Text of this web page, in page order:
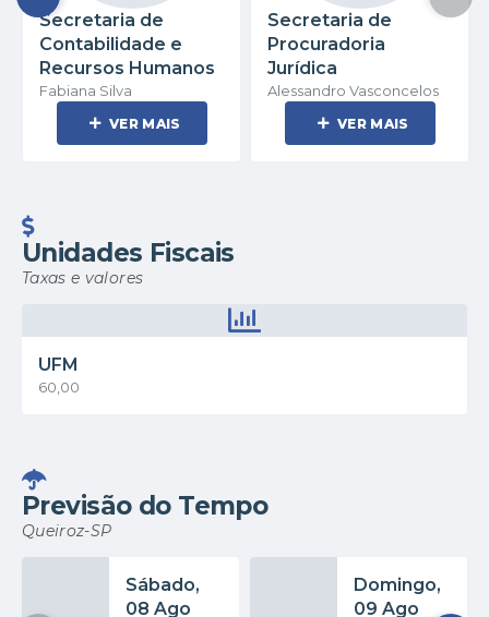
Secretaria de
Contabilidade e
Recursos Humanos
Fabiana Silva
VER MAIS
Secretaria de
Procuradoria
Jurídica
Alessandro Vasconcelos
VER MAIS
Unidades Fiscais
Taxas e valores
UFM
60,00
Previsão do Tempo
Queiroz-SP
Sábado
08 Ago
Domingo
09 Ago